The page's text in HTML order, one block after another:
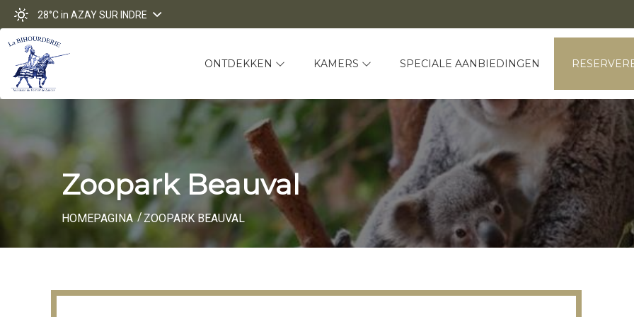
28°Cin AZAY SUR INDRE
ONTDEKKEN KAMERS SPECIALE AANBIEDINGEN
Zoopark Beauval
HOMEPAGINA ZOOPARK BEAUVAL